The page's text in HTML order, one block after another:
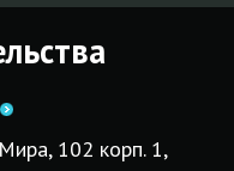
102 корп. 1,